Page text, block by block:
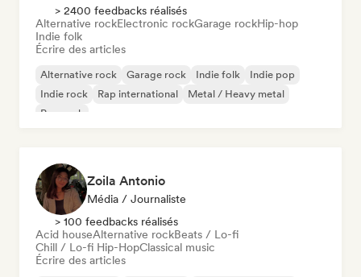
> 2400 feedbacks réalisés
Alternative rockElectronic rockGarage rockHip-hop
Indie folk
Écrire des articles
Alternative rock Garage rock Indie folk
Indie pop
Indie rock
Rap international
Metal / Heavy metal
Pop rock
Zoila Antonio
Média / Journaliste
> 100 feedbacks réalisés
Acid houseAlternative rockBeats / Lo-fi
Chill / Lo-fi Hip-HopClassical music
Écrire des articles